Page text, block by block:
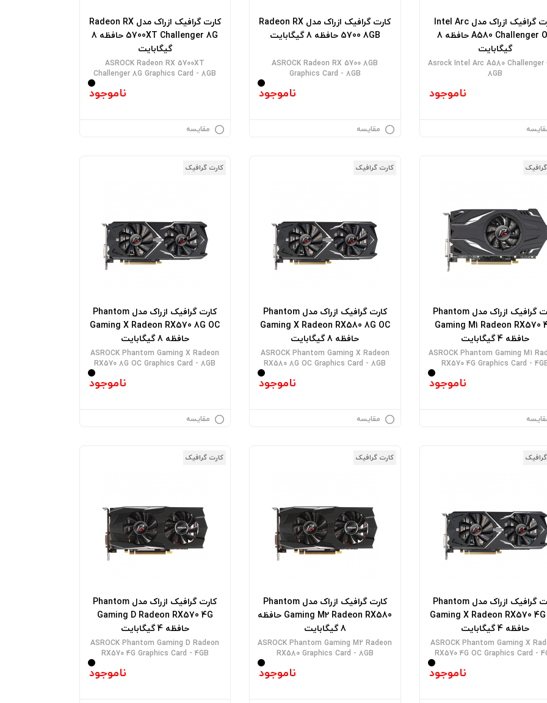
کارت گرافیک ازراک مدل Intel Arc
A580 Challenger OC حافظه 8
گیگابایت
Asrock Intel Arc A580 Challenger
8GB
ناموجود
کارت گرافیک ازراک مدل Radeon RX
5700 8GB حافظه 8 گیگابایت
ASROCK Radeon RX 5700 8GB
Graphics Card - 8GB
ناموجود
مقایسه
کارت گرافیک ازراک مدل Radeon RX
5700XT Challenger 8G حافظه 8
گیگابایت
ASROCK Radeon RX 5700XT
Challenger 8G Graphics Card - 8GB
ناموجود
مقایسه
کارت گرافیک ازراک مدل Phantom
Gaming M1 Radeon RX570
حافظه 4 گیگابایت
ASROCK Phantom Gaming M1
RX570 4G Graphics Card -
ناموجود
کارت گرافیک
کارت گرافیک ازراک مدل Phantom
Gaming X Radeon RX580 8G OC
حافظه 8 گیگابایت
ASROCK Phantom Gaming X Radeon
RX580 8G OC Graphics Card - 8GB
ناموجود
مقایسه
کارت گرافیک
کارت گرافیک ازراک مدل Phantom
Gaming X Radeon RX570 8G OC
حافظه 8 گیگابایت
ASROCK Phantom Gaming X Radeon
RX570 8G OC Graphics Card - 8GB
ناموجود
مقایسه
کارت گرافیک ازراک مدل Phantom
Gaming X Radeon RX570 4G
حافظه 4 گیگابایت
ASROCK Phantom Gaming X
RX570 4G OC Graphics Card -
ناموجود
کارت گرافیک
کارت گرافیک ازراک مدل Phantom
Gaming M2 Radeon RX580 حافظه
8 گیگابایت
ASROCK Phantom Gaming M2 Radeon
RX580 Graphics Card - 8GB
ناموجود
کارت گرافیک
کارت گرافیک ازراک مدل Phantom
Gaming D Radeon RX570 4G
حافظه 4 گیگابایت
ASROCK Phantom Gaming D Radeon
RX570 4G Graphics Card - 4GB
ناموجود